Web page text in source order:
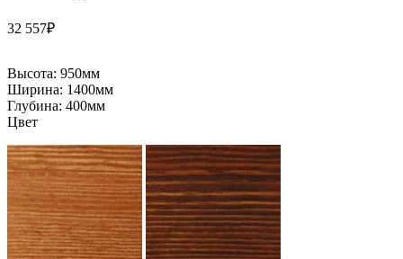
32 557₽
Высота: 950мм
Ширина: 1400мм
Глубина: 400мм
Цвет